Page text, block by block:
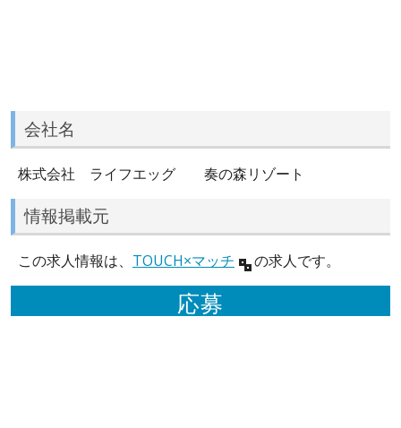
会社名
株式会社 ライフエッグ 奏の森リゾート
情報掲載元
この求人情報は、 TOUCH×マッチ の求人です。
応募